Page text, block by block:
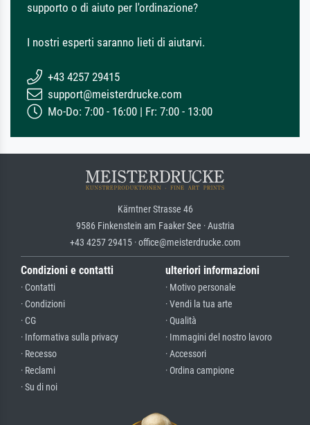
supporto o di aiuto per l'ordinazione?
I nostri esperti saranno lieti di aiutarvi.
+43 4257 29415
support@meisterdrucke.com
Mo-Do: 7:00 - 16:00 | Fr: 7:00 - 13:00
Kärntner Strasse 46
9586 Finkenstein am Faaker See · Austria
+43 4257 29415 · office@meisterdrucke.com
Condizioni e contatti
· Contatti
· Condizioni
· CG
· Informativa sulla privacy
· Recesso
· Reclami
· Su di noi
ulteriori informazioni
· Motivo personale
· Vendi la tua arte
· Qualità
· Immagini del nostro lavoro
· Accessori
· Ordina campione